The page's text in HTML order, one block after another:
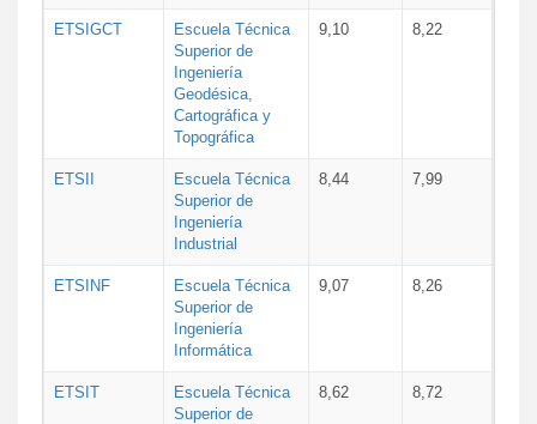
ETSIGCT
Escuela Técnica
Superior de
Ingeniería
Geodésica,
Cartográfica y
Topográfica
9,10 8,22
ETSII
Escuela Técnica
Superior de
Ingeniería
Industrial
8,44 7,99
ETSINF
Escuela Técnica
Superior de
Ingeniería
Informática
9,07 8,26
ETSIT
Escuela Técnica
Superior de
8,62 8,72